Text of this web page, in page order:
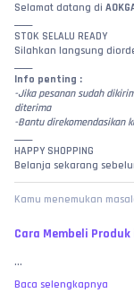
Selamat datang di
_____
STOK SELALU READY
Silahkan langsung
_____
Info penting :
-Jika pesanan sudah
diterima
-Bantu direkomendasikan
_____
HAPPY SHOPPING
Belanja sekarang
Kamu menemukan
Cara Membeli Produk
...
Baca selengkapnya